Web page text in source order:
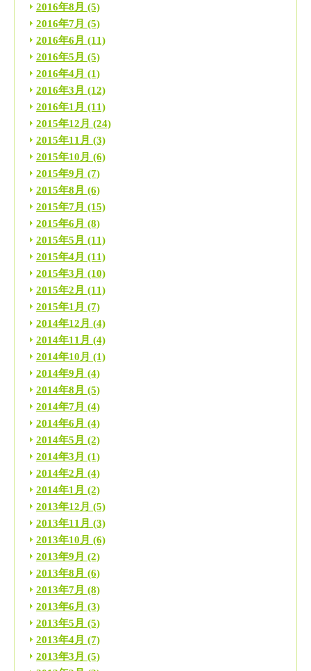
2016年8月 (5)
2016年7月 (5)
2016年6月 (11)
2016年5月 (5)
2016年4月 (1)
2016年3月 (12)
2016年1月 (11)
2015年12月 (24)
2015年11月 (3)
2015年10月 (6)
2015年9月 (7)
2015年8月 (6)
2015年7月 (15)
2015年6月 (8)
2015年5月 (11)
2015年4月 (11)
2015年3月 (10)
2015年2月 (11)
2015年1月 (7)
2014年12月 (4)
2014年11月 (4)
2014年10月 (1)
2014年9月 (4)
2014年8月 (5)
2014年7月 (4)
2014年6月 (4)
2014年5月 (2)
2014年3月 (1)
2014年2月 (4)
2014年1月 (2)
2013年12月 (5)
2013年11月 (3)
2013年10月 (6)
2013年9月 (2)
2013年8月 (6)
2013年7月 (8)
2013年6月 (3)
2013年5月 (5)
2013年4月 (7)
2013年3月 (5)